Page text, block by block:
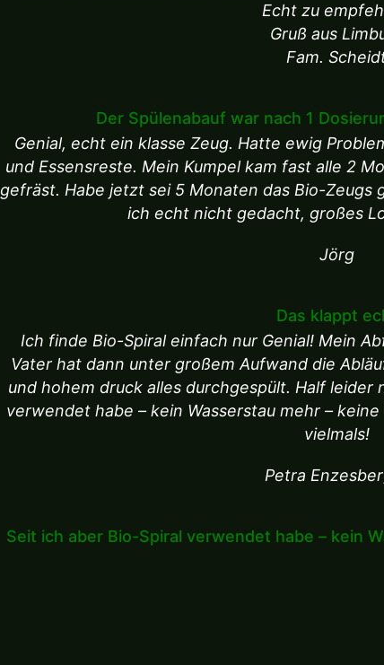
Echt zu
Gruß aus
Fam.
Der Spülenabauf war nach 1
Genial, echt ein klasse Zeug. Hatte ewig
und Essensreste. Mein Kumpel kam fast alle 2
gefräst. Habe jetzt sei 5 Monaten das Bio-Zeugs
ich echt nicht gedacht, großes
Jörg
Das klappt
Ich finde Bio-Spiral einfach nur Genial! Mein
Vater hat dann unter großem Aufwand die
und hohem druck alles durchgespült. Half leider
verwendet habe – kein Wasserstau mehr –
vielmals!
Petra
Seit ich aber Bio-Spiral verwendet habe – kein